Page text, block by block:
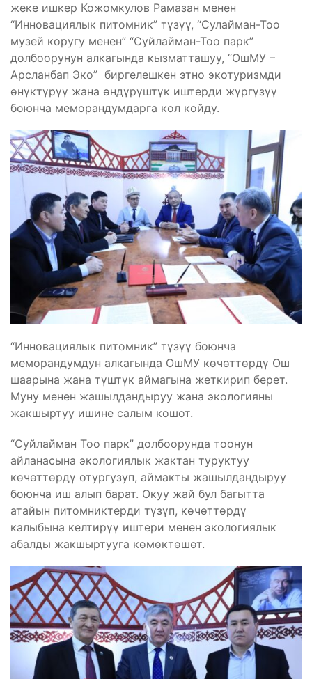
жеке ишкер Кожомкулов Рамазан менен
“Инновациялык питомник” түзүү, “Сулайман-Тоо
музей коругу менен” “Суйлайман-Тоо парк”
долбоорунун алкагында кызматташуу, “ОшМУ –
Арсланбап Эко” биргелешкен этно экотуризмди
өнүктүрүү жана өндүрүштүк иштерди жүргүзүү
боюнча меморандумдарга кол койду.
“Инновациялык питомник” түзүү боюнча
меморандумдун алкагында ОшМУ көчөттөрдү Ош
шаарына жана түштүк аймагына жеткирип берет.
Муну менен жашылдандыруу жана экологияны
жакшыртуу ишине салым кошот.
“Суйлайман Тоо парк” долбоорунда тоонун
айланасына экологиялык жактан туруктуу
көчөттөрдү отургузуп, аймакты жашылдандыруу
боюнча иш алып барат. Окуу жай бул багытта
атайын питомниктерди түзүп, көчөттөрдү
калыбына келтирүү иштери менен экологиялык
абалды жакшыртууга көмөктөшөт.